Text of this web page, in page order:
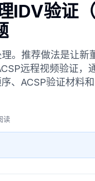
IDV验证
。推荐做法是让
远程视频验证，
、ACSP验证材料
读